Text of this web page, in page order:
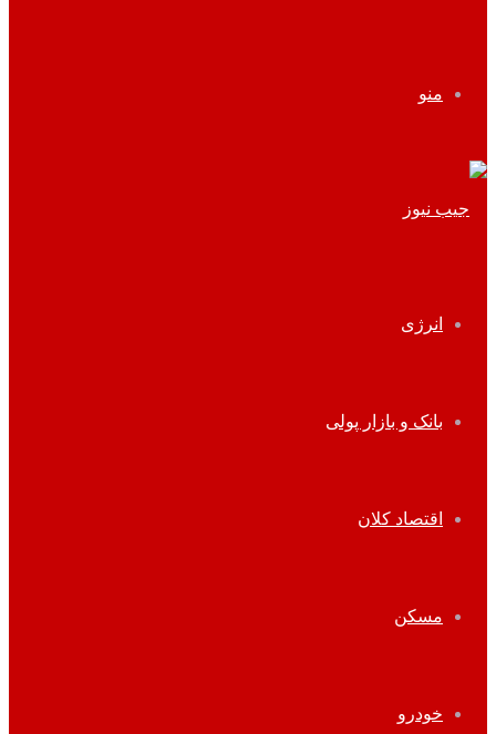
منو
انرژی
بانک و بازار پولی
اقتصاد کلان
مسکن
خودرو